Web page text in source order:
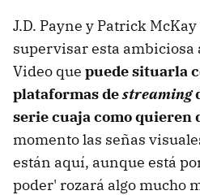
J.D. Payne y Patrick
supervisar esta ambiciosa
Video que puede situarla
plataformas destreaming
serie cuaja como quieren
momento las señas
están aquí, aunque está
poder' rozará algo mucho